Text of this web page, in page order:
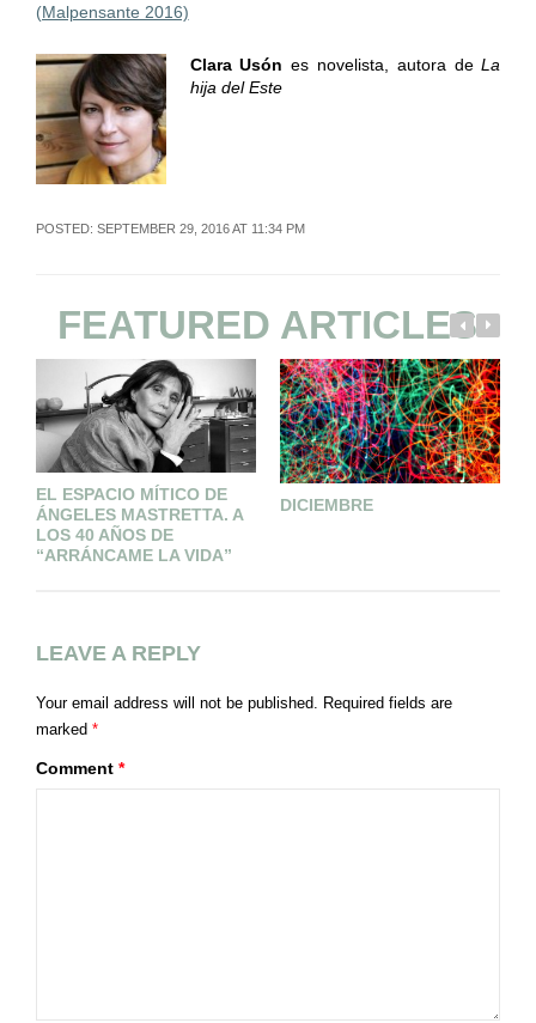
(Malpensante 2016)
Clara Usón es novelista, autora deLa
hija del Este
POSTED: SEPTEMBER 29, 2016 AT 11:34 PM
FEATURED ARTICLES
EL ESPACIO MÍTICO DE
ÁNGELES MASTRETTA. A
LOS 40 AÑOS DE
“ARRÁNCAME LA VIDA”
DICIEMBRE
LEAVE A REPLY
Your email address will not be published.
Required fields are
marked *
Comment *